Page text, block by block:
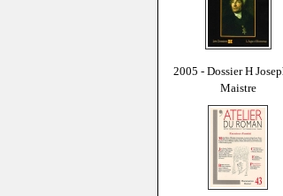
2005 - Dossier H
Maistre